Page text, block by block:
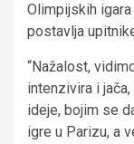
Olimpijskih
postavlja
“Nažalost,
intenzivira i
ideje, bojim se
igre u Parizu, a